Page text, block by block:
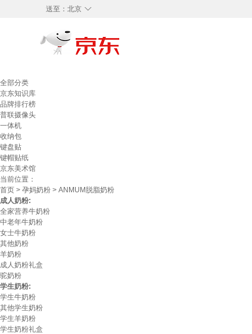
◇
送至： 北京
全部分类
京东知识库
品牌排行榜
普联摄像头
一体机
收纳包
键盘贴
键帽贴纸
京东美术馆
当前位置：
首页 > 孕妈奶粉 > ANMUM脱脂奶粉
成人奶粉:
全家营养牛奶粉
中老年牛奶粉
女士牛奶粉
其他奶粉
羊奶粉
成人奶粉礼盒
驼奶粉
学生奶粉:
学生牛奶粉
其他学生奶粉
学生羊奶粉
学生奶粉礼盒